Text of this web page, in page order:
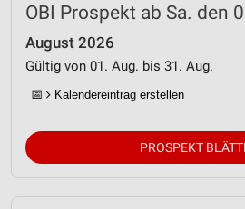
OBI Prospekt ab Sa. den
August 2026
Gültig von 01. Aug. bis 31. Aug.
📅 Kalendereintrag erstellen
PROSPEKT